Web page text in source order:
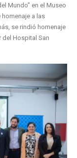
Mundo” en el Museo
a las
se rindió homenaje
del Hospital San